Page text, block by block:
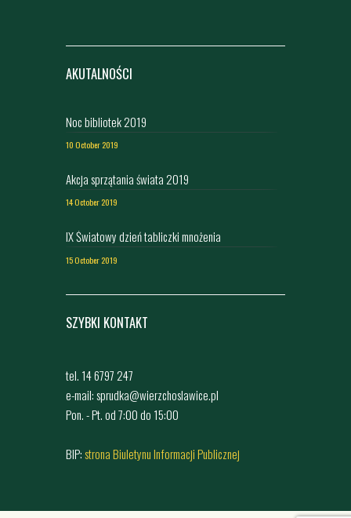
AKUTALNOŚCI
Noc bibliotek 2019
10 October 2019
Akcja sprzątania świata 2019
14 October 2019
IX Światowy dzień tabliczki mnożenia
15 October 2019
SZYBKI KONTAKT
tel. 14 6797 247
e-mail: sprudka@wierzchoslawice.pl
Pon. - Pt. od 7:00 do 15:00
BIP:strona Biuletynu Informacji Publicznej